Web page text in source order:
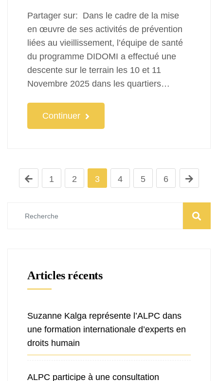
Partager sur: Dans le cadre de la mise
en œuvre de ses activités de prévention
liées au vieillissement, l’équipe de santé
du programme DIDOMI a effectué une
descente sur le terrain les 10 et 11
Novembre 2025 dans les quartiers…
Continuer
1 2 3 4 5 6
Articles récents
Suzanne Kalga représente l’ALPC dans
une formation internationale d’experts en
droits humain
ALPC participe à une consultation